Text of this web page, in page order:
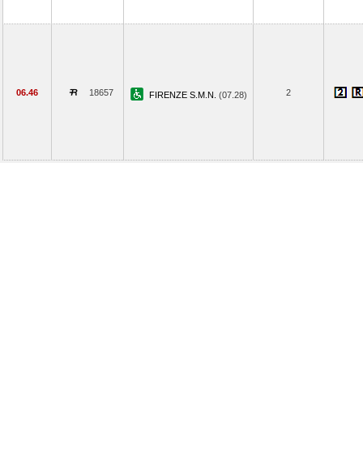
06.46 18657 FIRENZE S.M.N. (07.28) 2